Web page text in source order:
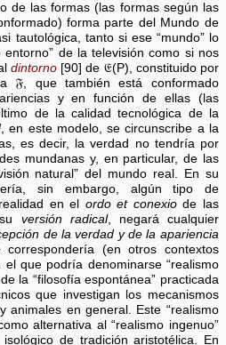
de las formas (las formas según las
forma parte del Mundo de
tautológica, tanto si ese “mundo” lo
entorno” de la televisión como si nos
dintorno [90] de 𝔈(P), constituido por
𝔉, que también está conformado
y en función de ellas (las
de la calidad tecnológica de la
, en este modelo, se circunscribe a la
es decir, la verdad no tendría por
mundanas y, en particular, de las
natural” del mundo real. En su
sin embargo, algún tipo de
en el ordo et conexiode las
versión radical, negará cualquier
de la verdad y de la apariencia
(en otros contextos
que podría denominarse “realismo
la “filosofía espontánea” practicada
que investigan los mecanismos
animales en general. Este “realismo
alternativa al “realismo ingenuo”
de tradición aristotélica. En